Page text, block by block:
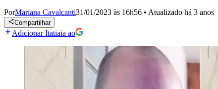
PorMariana Cavalcanti31/01/2023 às 16h56 • Atualizado há 3 anos
Compartilhar
Adicionar Itatiaia ao